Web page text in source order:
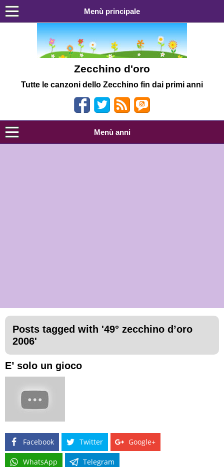
Menù principale
Zecchino d'oro
Tutte le canzoni dello Zecchino fin dai primi anni
Menù anni
Posts tagged with '49° zecchino d’oro
2006'
E’ solo un gioco
Facebook Twitter Google+
WhatsApp Telegram